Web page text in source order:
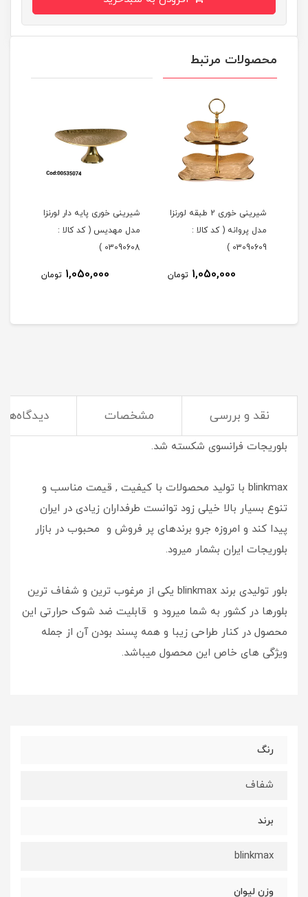
محصولات مرتبط
شیرینی خوری 2 طبقه لورنزا
مدل پروانه ( کد کالا :
03090609 )
1,050,000 تومان
شیرینی خوری پایه دار لورنزا
مدل مهدیس ( کد کالا :
03090608 )
1,050,000 تومان
نقد و بررسی مشخصات دیدگاه‌ها
سال 1394 بود که با ورود محصولات blinkmax به ایران انحصار
بلوریجات فرانسوی شکسته شد.
blinkmax با تولید محصولات با کیفیت , قیمت مناسب و
تنوع بسیار بالا خیلی زود توانست طرفداران زیادی در ایران
پیدا کند و امروزه جرو برندهای پر فروش و محبوب در بازار
بلوریجات ایران بشمار میرود.
بلور تولیدی برند blinkmax یکی از مرغوب ترین و شفاف ترین
بلورها در کشور به شما میرود و قابلیت ضد شوک حرارتی این
محصول در کنار طراحی زیبا و همه پسند بودن آن از جمله
ویژگی های خاص این محصول میباشد.
رنگ
شفاف
برند
blinkmax
وزن لیوان